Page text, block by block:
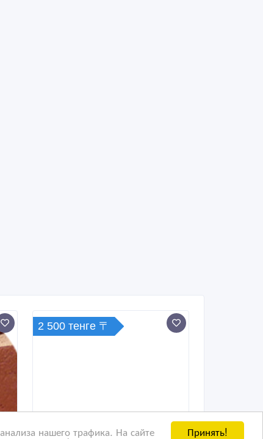
Принять!
нашего трафика. На сайте
2 500 тенге 〒